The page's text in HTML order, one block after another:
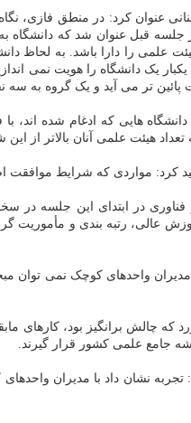
عنوان کرد: در منطق
یکبار یک دانشگاه را هویت نمی
سه نفر عضو هیئت علمی و یک دانشکده با ۹ نفر و یک
دانشگاه هایی که ادغام شده
هیئت علمی آنان بالاتر
کرد: مواردی که شرایط
فناوری در ابتدای این جلسه
واحدهای کوچک نمی توان
که چالش برانگیز بود،
جامع علمی کشور قرار گیرند.
نشان داد با مدیران